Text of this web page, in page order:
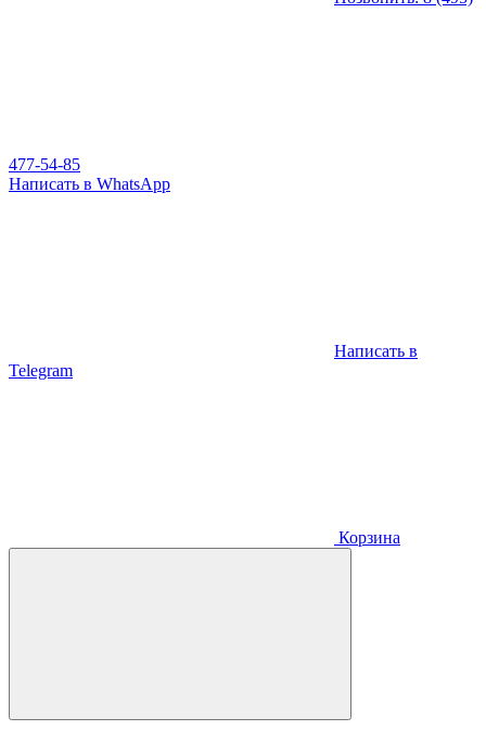
477-54-85
Написать в WhatsApp
Написать в
Telegram
Корзина